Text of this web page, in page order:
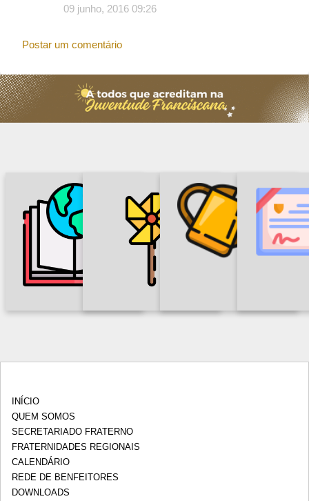
09 junho, 2016 09:26
Postar um comentário
FORMAÇÃO
INFÂNCIA E
ADOLESCÊNCIA
FRANCISCANA
REDE DE
BENFEITORES
INÍCIO
QUEM SOMOS
SECRETARIADO FRATERNO
FRATERNIDADES REGIONAIS
CALENDÁRIO
REDE DE BENFEITORES
DOWNLOADS